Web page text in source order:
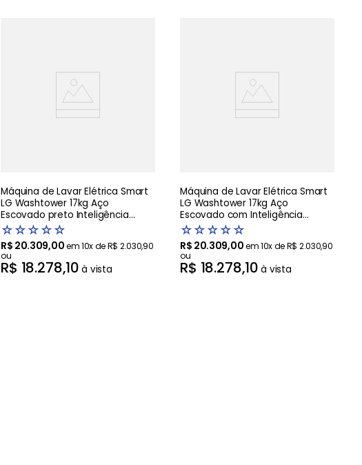
Máquina de Lavar Elétrica Smart
LG Washtower 17kg Aço
Escovado preto Inteligência
Artificial AIDD - WK17BS6A
☆☆☆☆☆
R$ 20.309,00em10x deR$ 2.030,90
ou
R$ 18.278,10 à vista
Máquina de Lavar Elétrica Smart
LG Washtower 17kg Aço
Escovado com Inteligência
Artificial AIDD - WK17VS6A -220V
☆☆☆☆☆
R$ 20.309,00em10x deR$ 2.030,90
ou
R$ 18.278,10 à vista